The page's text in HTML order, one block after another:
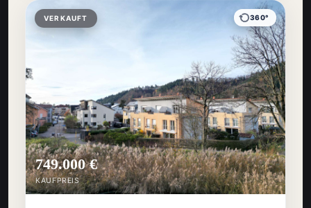
VERKAUFT 360°
749.000 €
KAUFPREIS